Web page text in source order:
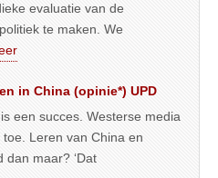
evaluatie van de
te maken. We
in China (opinie*) UPD
een succes. Westerse media
Leren van China en
dan maar? ‘Dat